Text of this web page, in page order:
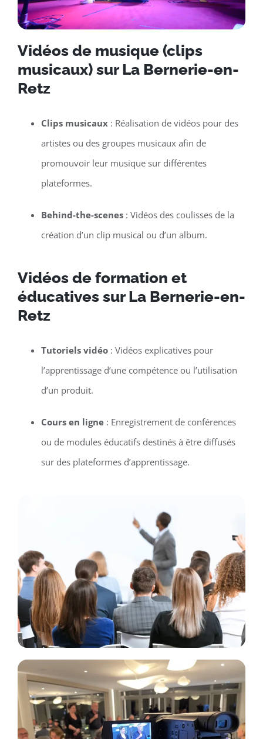
Vidéos de musique (clips
musicaux) sur La Bernerie-en-
Retz
Clips musicaux: Réalisation de vidéos pour des
artistes ou des groupes musicaux afin de
promouvoir leur musique sur différentes
plateformes.
Behind-the-scenes: Vidéos des coulisses de la
création d’un clip musical ou d’un album.
Vidéos de formation et
éducatives sur La Bernerie-en-
Retz
Tutoriels vidéo: Vidéos explicatives pour
l’apprentissage d’une compétence ou l’utilisation
d’un produit.
Cours en ligne: Enregistrement de conférences
ou de modules éducatifs destinés à être diffusés
sur des plateformes d’apprentissage.